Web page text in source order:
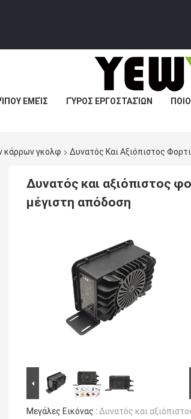
ΕΜΕΊΣ ΓΎΡΟΣ ΕΡΓΟΣΤΑΣΊΩΝ
κάρρων γκολφ Δυνατός Και Αξιόπιστος
Δυνατός και αξιόπιστος
μέγιστη απόδοση
Μεγάλες Εικόνας : Δυνατός και